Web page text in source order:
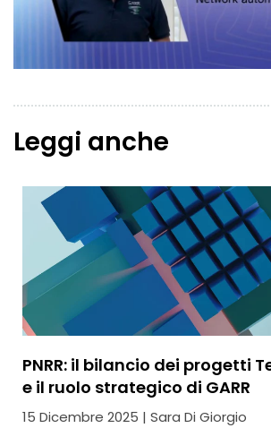
Leggi anche
PNRR: il bilancio dei progetti
e il ruolo strategico di GARR
15 Dicembre 2025 | Sara Di Giorgio